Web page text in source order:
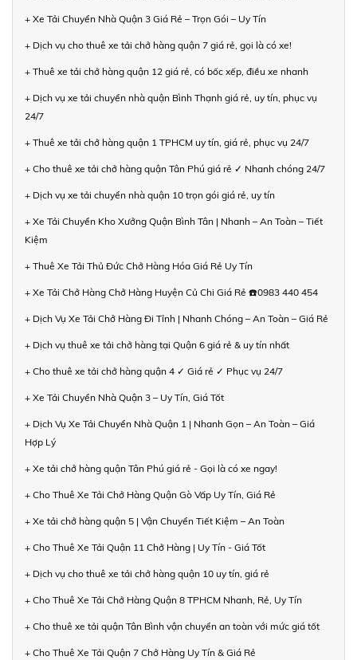
+ Xe Tải Chuyển Nhà Quận 3 Giá Rẻ – Trọn Gói – Uy Tín
+ Dịch vụ cho thuê xe tải chở hàng quận 7 giá rẻ, gọi là có xe!
+ Thuê xe tải chở hàng quận 12 giá rẻ, có bốc xếp, điều xe nhanh
+ Dịch vụ xe tải chuyển nhà quận Bình Thạnh giá rẻ, uy tín, phục vụ
24/7
+ Thuê xe tải chở hàng quận 1 TPHCM uy tín, giá rẻ, phục vụ 24/7
+ Cho thuê xe tải chở hàng quận Tân Phú giá rẻ ✓ Nhanh chóng 24/7
+ Dịch vụ xe tải chuyển nhà quận 10 trọn gói giá rẻ, uy tín
+ Xe Tải Chuyển Kho Xưởng Quận Bình Tân | Nhanh – An Toàn – Tiết
Kiệm
+ Thuê Xe Tải Thủ Đức Chở Hàng Hóa Giá Rẻ Uy Tín
+ Xe Tải Chở Hàng Chở Hàng Huyện Củ Chi Giá Rẻ ☎️0983 440 454
+ Dịch Vụ Xe Tải Chở Hàng Đi Tỉnh | Nhanh Chóng – An Toàn – Giá Rẻ
+ Dịch vụ thuê xe tải chở hàng tại Quận 6 giá rẻ & uy tín nhất
+ Cho thuê xe tải chở hàng quận 4 ✓ Giá rẻ ✓ Phục vụ 24/7
+ Xe Tải Chuyển Nhà Quận 3 – Uy Tín, Giá Tốt
+ Dịch Vụ Xe Tải Chuyển Nhà Quận 1 | Nhanh Gọn – An Toàn – Giá
Hợp Lý
+ Xe tải chở hàng quận Tân Phú giá rẻ - Gọi là có xe ngay!
+ Cho Thuê Xe Tải Chở Hàng Quận Gò Vấp Uy Tín, Giá Rẻ
+ Xe tải chở hàng quận 5 | Vận Chuyển Tiết Kiệm – An Toàn
+ Cho Thuê Xe Tải Quận 11 Chở Hàng | Uy Tín - Giá Tốt
+ Dịch vụ cho thuê xe tải chở hàng quận 10 uy tín, giá rẻ
+ Cho Thuê Xe Tải Chở Hàng Quận 8 TPHCM Nhanh, Rẻ, Uy Tín
+ Cho thuê xe tải quận Tân Bình vận chuyển an toàn với mức giá tốt
+ Cho Thuê Xe Tải Quận 7 Chở Hàng Uy Tín & Giá Rẻ